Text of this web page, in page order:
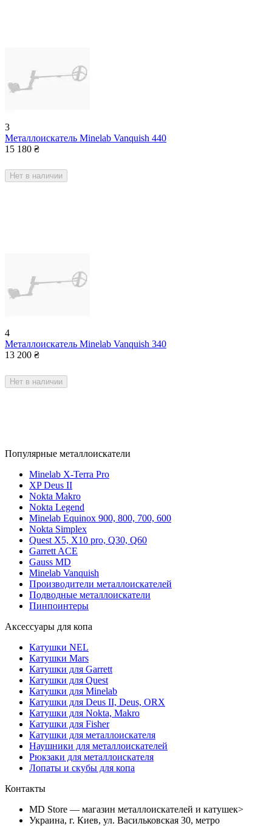
3
Металлоискатель Minelab Vanquish 440
15 180 ₴
Нет в наличии
4
Металлоискатель Minelab Vanquish 340
13 200 ₴
Нет в наличии
Популярные металлоискатели
Minelab X-Terra Pro
XP Deus II
Nokta Makro
Nokta Legend
Minelab Equinox 900, 800, 700, 600
Nokta Simplex
Quest X5, X10 pro, Q30, Q60
Garrett ACE
Gauss MD
Minelab Vanquish
Производители металлоискателей
Подводные металлоискатели
Пинпоинтеры
Аксессуары для копа
Катушки NEL
Катушки Mars
Катушки для Garrett
Катушки для Quest
Катушки для Minelab
Катушки для Deus II, Deus, ORX
Катушки для Nokta, Makro
Катушки для Fisher
Катушки для металлоискателя
Наушники для металлоискателей
Рюкзаки для металлоискателя
Лопаты и скубы для копа
Контакты
MD Store — магазин металлоискателей и катушек>
Украина, г. Киев, ул. Васильковская 30, метро